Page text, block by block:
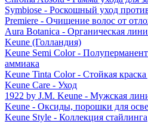
Symbiose - Роскошный уход
Premiere - Очищение волос от
Aura Botanica - Органическая
Keune (Голландия)
Keune Semi Color -
аммиака
Keune Tinta Color - Стойкая краска
Keune Care - Уход
1922 by J.M. Keune - Мужская
Keune - Оксиды, порошки для
Keune Style - Коллекция стайлинга